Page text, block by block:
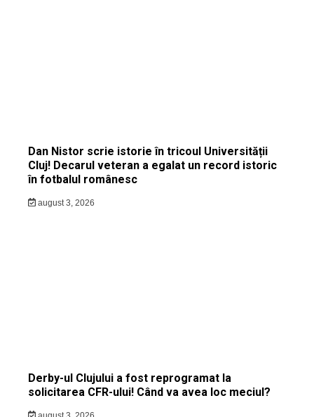
Dan Nistor scrie istorie în tricoul Universității
Cluj! Decarul veteran a egalat un record istoric
în fotbalul românesc
august 3, 2026
Derby-ul Clujului a fost reprogramat la
solicitarea CFR-ului! Când va avea loc meciul?